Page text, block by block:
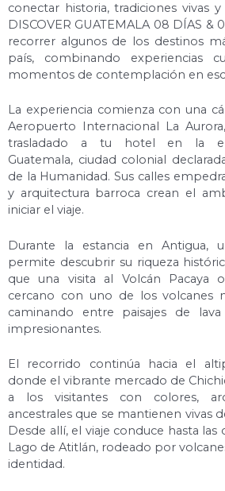
conectar historia, tradiciones vivas y
DISCOVER GUATEMALA 08 DÍAS &
recorrer algunos de los destinos
país, combinando experiencias
momentos de contemplación en
La experiencia comienza con una
Aeropuerto Internacional La
trasladado a tu hotel en la
Guatemala, ciudad colonial
de la Humanidad. Sus calles
y arquitectura barroca crean el
iniciar el viaje.
Durante la estancia en Antigua,
permite descubrir su riqueza
que una visita al Volcán Pacaya
cercano con uno de los volcanes
caminando entre paisajes de
impresionantes.
El recorrido continúa hacia el
donde el vibrante mercado de
a los visitantes con colores,
ancestrales que se mantienen vivas
Desde allí, el viaje conduce hasta las
Lago de Atitlán, rodeado por
identidad.